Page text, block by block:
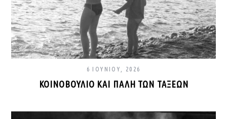
6 ΙΟΥΝΊΟΥ, 2026
ΚΟΙΝΟΒΟΎΛΙΟ ΚΑΙ ΠΆΛΗ ΤΩΝ ΤΆΞΕΩΝ